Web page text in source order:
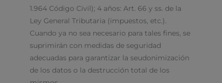
1.964 Código Civil); 4 años: Art. 66 y ss. de la
Ley General Tributaria (impuestos, etc.).
Cuando ya no sea necesario para tales fines, se
suprimirán con medidas de seguridad
adecuadas para garantizar la seudonimización
de los datos o la destrucción total de los